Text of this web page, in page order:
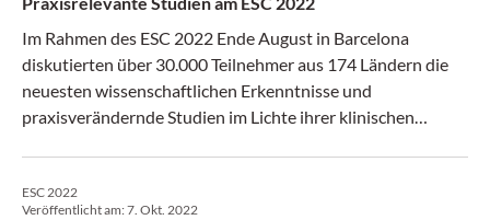
Im Rahmen des ESC 2022 Ende August in Barcelona
diskutierten über 30.000 Teilnehmer aus 174 Ländern die
neuesten wissenschaftlichen Erkenntnisse und
praxisverändernde Studien im Lichte ihrer klinischen
ESC 2022
Veröffentlicht am:7. Okt. 2022